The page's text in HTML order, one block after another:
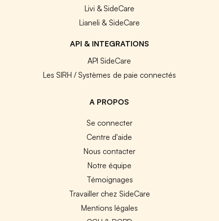
Livi & SideCare
Lianeli & SideCare
API & INTEGRATIONS
API SideCare
Les SIRH / Systèmes de paie connectés
A PROPOS
Se connecter
Centre d'aide
Nous contacter
Notre équipe
Témoignages
Travailler chez SideCare
Mentions légales